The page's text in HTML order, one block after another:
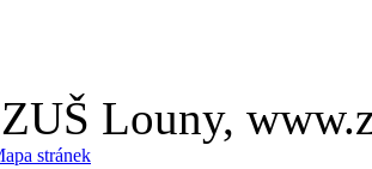
Louny,
stránek